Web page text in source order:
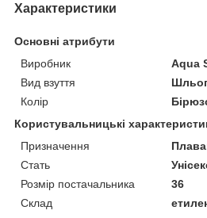
Характеристики
Основні атрибути
Виробник
Aqua
Вид взуття
Колір
Користувальницькі
Призначення
Стать
Розмір постачальника
36
Склад